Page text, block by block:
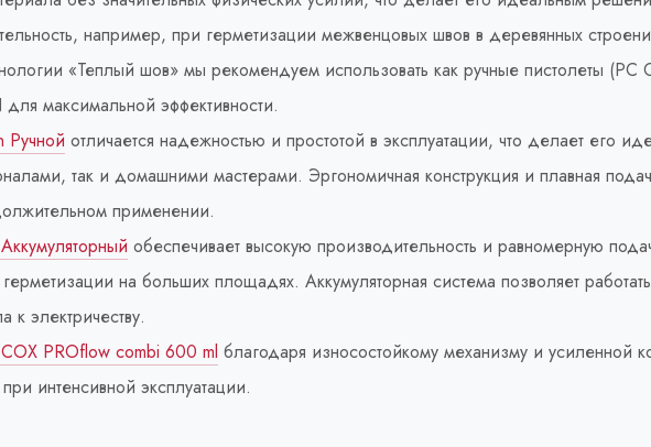
например, при герметизации межвенцовых швов в деревянных
«Теплый шов» мы рекомендуем использовать как ручные пистолеты
максимальной эффективности.
Ручной отличается надежностью и простотой в эксплуатации, что делает его
так и домашними мастерами. Эргономичная конструкция и плавная
применении.
обеспечивает высокую производительность и равномерную
на больших площадях. Аккумуляторная система позволяет
к электричеству.
PROflow combi 600 ml благодаря износостойкому механизму и усиленной
интенсивной эксплуатации.